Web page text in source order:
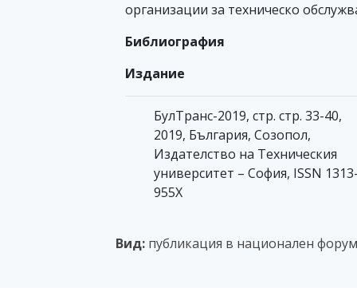
организации за техническо
Библиография
Издание
БулТранс-2019, стр. стр. 33-40,
2019, България, Созопол,
Издателство на Техническия
университет – София, ISSN
955X
Вид: публикация в национален